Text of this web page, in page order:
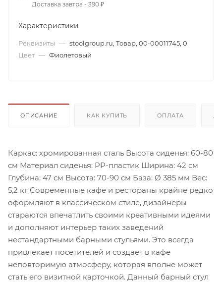
Доставка завтра - 390 ₽
Характеристики
Реквизиты — stoolgroup.ru, Товар, 00-00011745, 0
Цвет — Фиолетовый
ОПИСАНИЕ КАК КУПИТЬ ОПЛАТА
Каркас: хромированная сталь Высота сиденья: 60-80
см Материал сиденья: PP-пластик Ширина: 42 см
Глубина: 47 см Высота: 70-90 см База: Ø 385 мм Вес:
5,2 кг Современные кафе и рестораны крайне редко
оформляют в классическом стиле, дизайнеры
стараются впечатлить своими креативными идеями
и дополняют интерьер таких заведений
нестандартными барными стульями. Это всегда
привлекает посетителей и создает в кафе
неповторимую атмосферу, которая вполне может
стать его визитной карточкой. Данный барный стул